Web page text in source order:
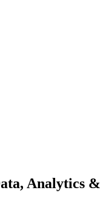
Analytics &